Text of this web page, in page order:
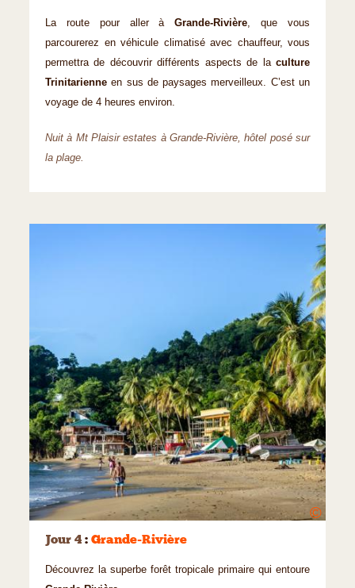
La route pour aller àGrande-Rivière, que vous
parcourerez en véhicule climatisé avec chauffeur, vous
permettra de découvrir différents aspects de laculture
Trinitarienne en sus de paysages merveilleux. C’est un
voyage de 4 heures environ.
Nuit à Mt Plaisir estates à Grande-Rivière, hôtel posé sur
la plage.
©
Jour 4 : Grande-Rivière
Découvrez la superbe forêt tropicale primaire qui entoure